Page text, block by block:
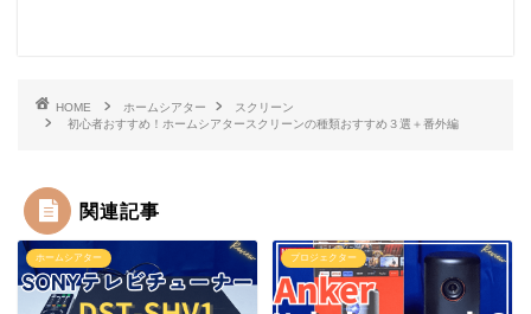
HOME ホームシアター
スクリーン
初心者おすすめ！ホームシアタースクリーンの種類おすすめ３選＋番外編
関連記事
ホームシアター プロジェクター